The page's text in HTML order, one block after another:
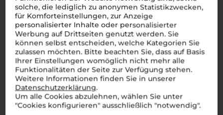
solche, die lediglich zu anonymen Statistikzwecken,
für Komforteinstellungen, zur Anzeige
personalisierter Inhalte oder personalisierter
Werbung auf Drittseiten genutzt werden. Sie
können selbst entscheiden, welche Kategorien Sie
zulassen möchten. Bitte beachten Sie, dass auf Basis
Ihrer Einstellungen womöglich nicht mehr alle
Funktionalitäten der Seite zur Verfügung stehen.
Weitere Informationen finden Sie in unserer
Datenschutzerklärung.
Um alle Cookies abzulehnen, wählen Sie unter
"Cookies konfigurieren" ausschließlich "notwendig".
Mehr Weine der Rebsorte Gaglioppo